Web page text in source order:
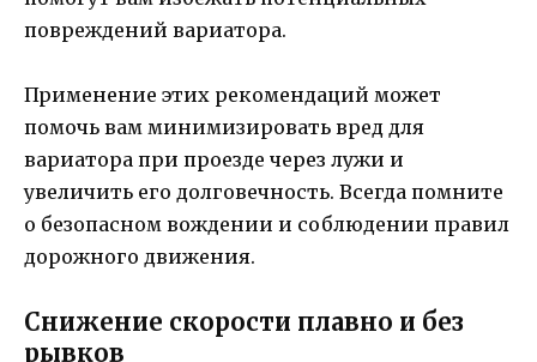
повреждений вариатора.
Применение этих рекомендаций может
помочь вам минимизировать вред для
вариатора при проезде через лужи и
увеличить его долговечность. Всегда помните
о безопасном вождении и соблюдении правил
дорожного движения.
Снижение скорости плавно и без
рывков